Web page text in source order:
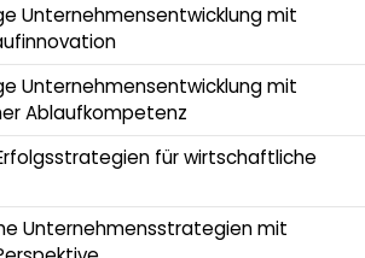
Unternehmensentwicklung mit
Unternehmensentwicklung mit
Ablaufkompetenz
für wirtschaftliche
Unternehmensstrategien mit